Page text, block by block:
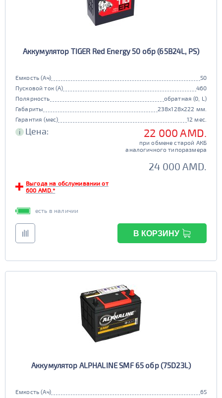
Аккумулятор TIGER Red Energy 50 обр (65B24L, PS)
Емкость (Ач)
50
Пусковой ток (А)
460
Полярность
обратная (0, L)
Габариты
238x128x222 мм.
Гарантия (мес)
12 мес.
i Цена: 22 000 AMD.
при обмене старой АКБ
аналогичного типоразмера
24 000 AMD.
Выгода на обслуживании от
600 AMD.*
есть в наличии
В КОРЗИНУ
Аккумулятор ALPHALINE SMF 65 обр (75D23L)
Емкость (Ач)
65